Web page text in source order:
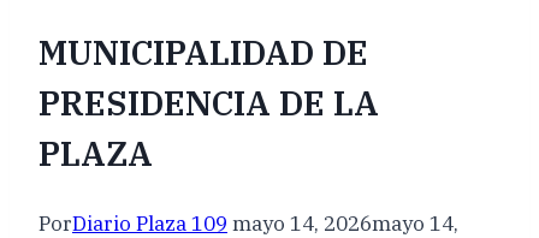
MUNICIPALIDAD DE
PRESIDENCIA DE LA
PLAZA
PorDiario Plaza 109 mayo 14, 2026mayo 14,